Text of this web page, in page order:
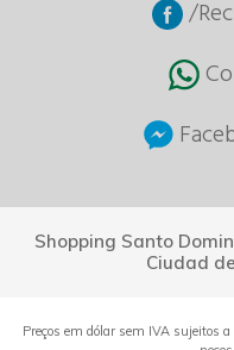
/
Shopping Santo
Ciudad
Preços em dólar sem IVA sujeitos